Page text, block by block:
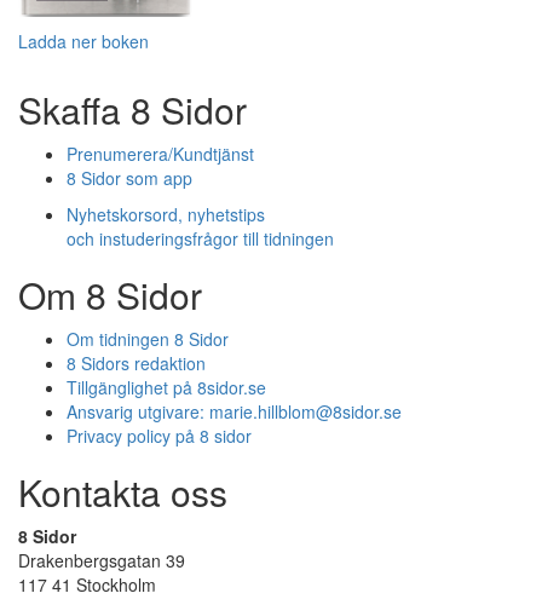
Ladda ner boken
Skaffa 8 Sidor
Prenumerera/Kundtjänst
8 Sidor som app
Nyhetskorsord, nyhetstips
och instuderingsfrågor till tidningen
Om 8 Sidor
Om tidningen 8 Sidor
8 Sidors redaktion
Tillgänglighet på 8sidor.se
Ansvarig utgivare: marie.hillblom@8sidor.se
Privacy policy på 8 sidor
Kontakta oss
8 Sidor
Drakenbergsgatan 39
117 41 Stockholm